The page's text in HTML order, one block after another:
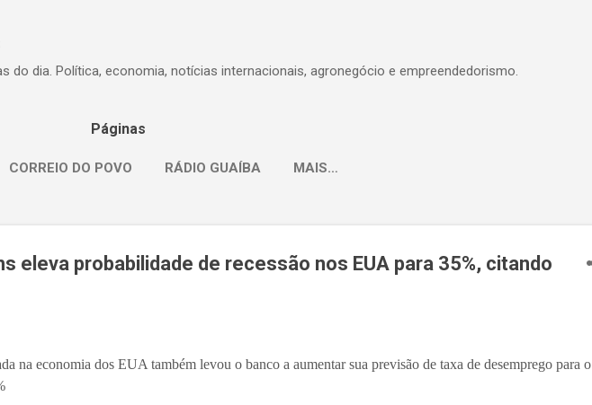
do dia. Política, economia, notícias internacionais, agronegócio e empreendedorismo.
Páginas
CORREIO DO POVO RÁDIO GUAÍBA MAIS…
eleva probabilidade de recessão nos EUA para 35%, citando
na economia dos EUA também levou o banco a aumentar sua previsão de taxa de desemprego para o